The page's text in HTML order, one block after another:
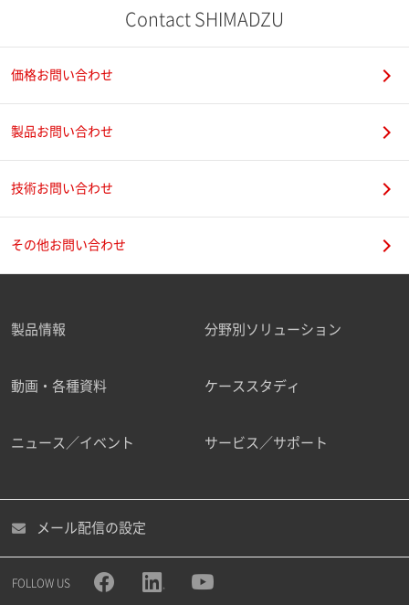
ご勤務先
職種
Contact SHIMADZU
価格お問い合わせ
製品お問い合わせ
技術お問い合わせ
その他お問い合わせ
製品情報 分野別ソリューション
動画・各種資料 ケーススタディ
ニュース／イベント サービス／サポート
メール配信の設定
FOLLOW US